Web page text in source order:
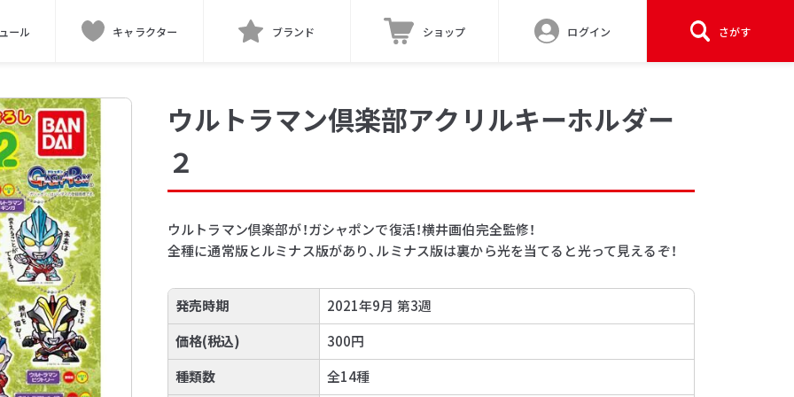
ール キャラクター ブランド ショップ ログイン さがす
ウルトラマン倶楽部アクリルキーホルダー
２
ウルトラマン倶楽部が！ガシャポンで復活！横井画伯完全監修！
全種に通常版とルミナス版があり、ルミナス版は裏から光を当てると光って見えるぞ！
発売時期
2021年9月 第3週
価格(税込)
300円
種類数
全14種